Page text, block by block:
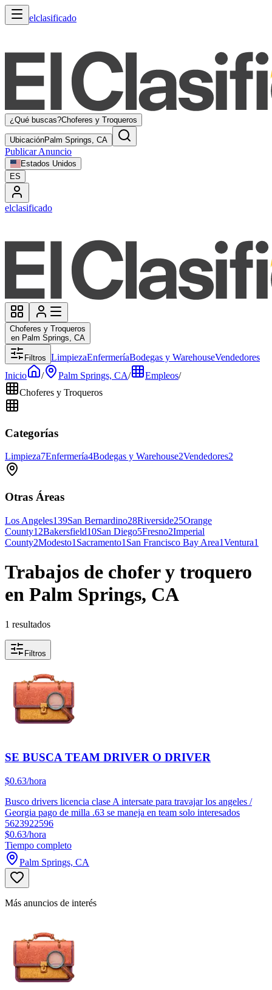
elclasificado
¿Qué buscas?Choferes y Troqueros
UbicaciónPalm Springs, CA
Publicar Anuncio
Estados Unidos
ES
elclasificado
Choferes y Troqueros
en Palm Springs, CA
Filtros LimpiezaEnfermeríaBodegas y WarehouseVendedores
Inicio
/ Palm Springs, CA/ Empleos/
Choferes y Troqueros
Categorías
Limpieza7Enfermería4Bodegas y Warehouse2Vendedores2
Otras Áreas
Los Angeles139San Bernardino28Riverside25Orange
County12Bakersfield10San Diego5Fresno2Imperial
County2Modesto1 Sacramento1 San Francisco Bay Area1Ventura1
Trabajos de chofer y troquero
en Palm Springs, CA
1 resultados
Filtros
SE BUSCA TEAM DRIVER O DRIVER
$0.63/hora
Busco drivers licencia clase A intersate para travajar los angeles /
Georgia pago de milla .63 se maneja en team solo interesados
5623922596
$0.63/hora
Tiempo completo
Palm Springs, CA
Más anuncios de interés